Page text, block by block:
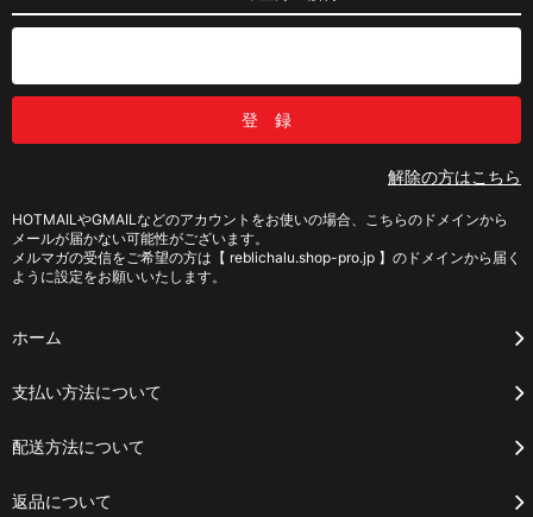
解除の方はこちら
HOTMAILやGMAILなどのアカウントをお使いの場合、こちらのドメインから
メールが届かない可能性がございます。
メルマガの受信をご希望の方は【 reblichalu.shop-pro.jp 】のドメインから届く
ように設定をお願いいたします。
ホーム
支払い方法について
配送方法について
返品について